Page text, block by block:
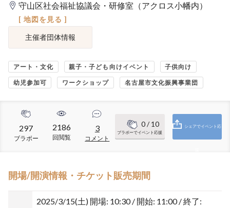
守山区社会福祉協議会・研修室（アクロス小幡内）
[ 地図を見る ]
主催者団体情報
アート・文化 親子・子ども向けイベント 子供向け
幼児参加可 ワークショップ 名古屋市文化振興事業団
297
ブラボー
2186
回閲覧
3
コメント
0/ 10
ブラボーでイベント応援
シェアでイベント応
開場/開演情報・チケット販売期間
2025/3/15(土) 開場: 10:30 / 開始: 11:00 / 終了: